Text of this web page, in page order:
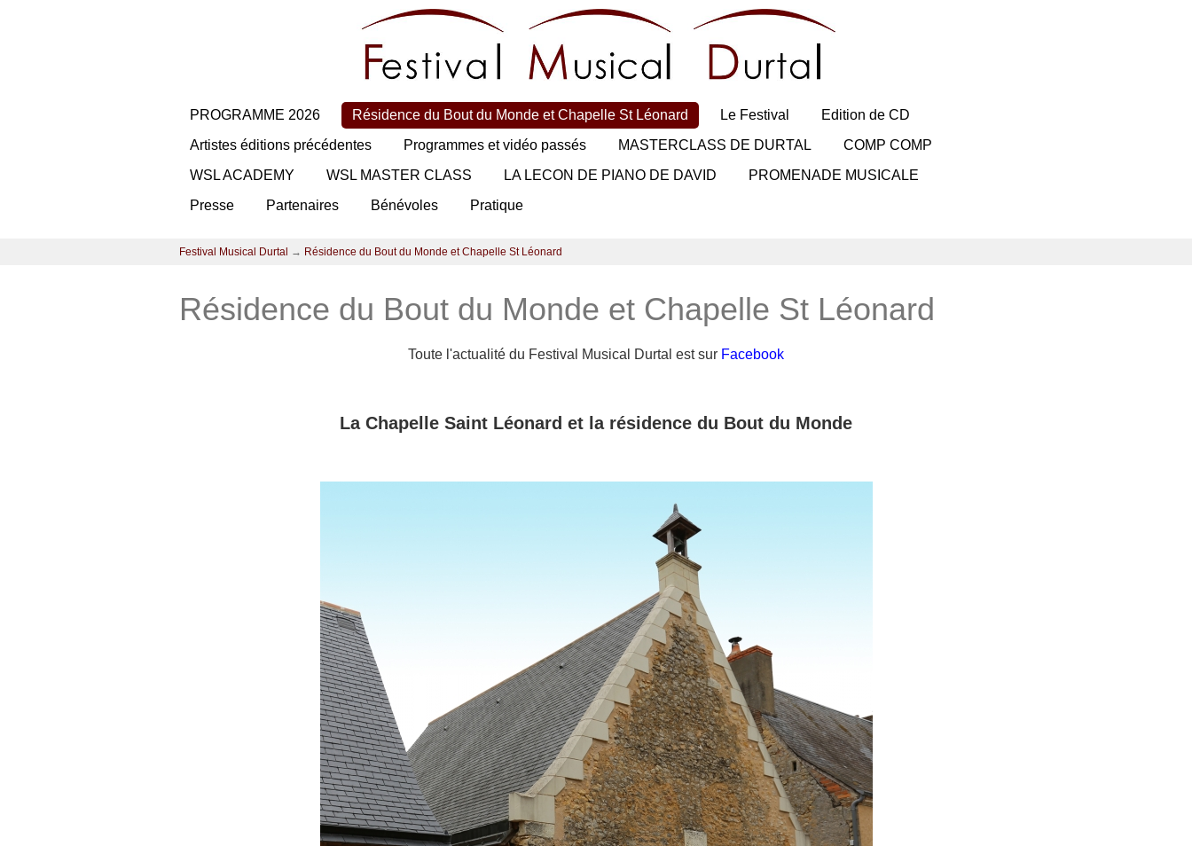
PROGRAMME 2026 Résidence du Bout du Monde et Chapelle St Léonard Le Festival
Edition de CD
Artistes éditions précédentes
Programmes et vidéo passés MASTERCLASS DE DURTAL
COMP COMP
WSL ACADEMY
WSL MASTER CLASS LA LECON DE PIANO DE DAVID
PROMENADE MUSICALE
Presse
Partenaires Bénévoles Pratique
Festival Musical Durtal → Résidence du Bout du Monde et Chapelle St Léonard
Résidence du Bout du Monde et Chapelle St Léonard
Toute l'actualité du Festival Musical Durtal est sur Facebook
La Chapelle Saint Léonard et la résidence du Bout du Monde